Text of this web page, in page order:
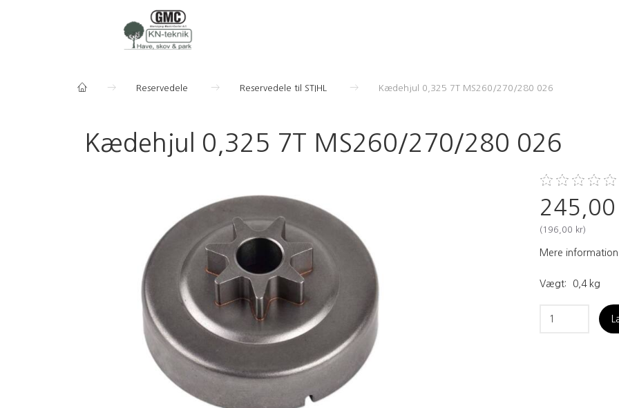
Reservedele Reservedele til STIHL Kædehjul 0,325 7T MS260/270/280 026
Kædehjul 0,325 7T MS260/270/280 026
(196,00 kr)
Mere information
Vægt: 0,4 kg